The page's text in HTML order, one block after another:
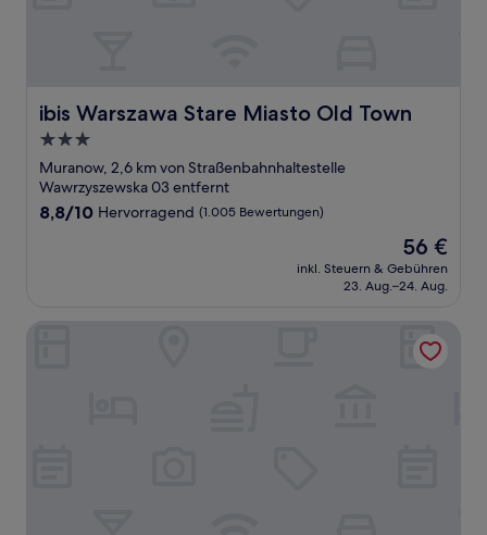
ibis Warszawa Stare Miasto Old Town
ibis Warszawa Stare Miasto Old Town
3.0-
Sterne-
Unterkunft
Muranow, 2,6 km von Straßenbahnhaltestelle
Wawrzyszewska 03 entfernt
8.8
8,8/10 Hervorragend (1.005 Bewertungen)
Der
Preis
beträgt
56 €
inkl. Steuern & Gebühren
23. Aug.–24. Aug.